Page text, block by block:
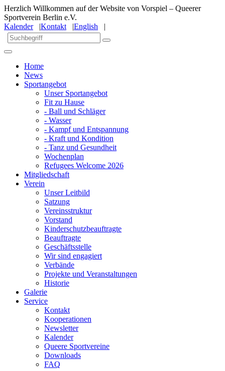
Herzlich Willkommen auf der Website von Vorspiel – Queerer
Sportverein Berlin e.V.
Kalender|Kontakt |English |
Home
News
Sportangebot
Unser Sportangebot
Fit zu Hause
- Ball und Schläger
- Wasser
- Kampf und Entspannung
- Kraft und Kondition
- Tanz und Gesundheit
Wochenplan
Refugees Welcome 2026
Mitgliedschaft
Verein
Unser Leitbild
Satzung
Vereinsstruktur
Vorstand
Kinderschutzbeauftragte
Beauftragte
Geschäftsstelle
Wir sind engagiert
Verbände
Projekte und Veranstaltungen
Historie
Galerie
Service
Kontakt
Kooperationen
Newsletter
Kalender
Queere Sportvereine
Downloads
FAQ